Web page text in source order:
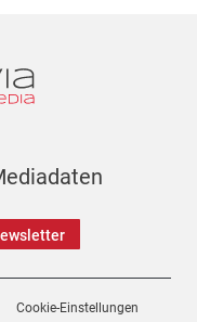
Cookie-Einstellungen